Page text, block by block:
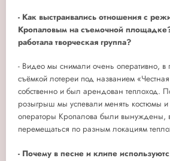
- Как выстраивались отношения с
Кропаловым на съемочной
работала творческая группа?
- Видео мы снимали очень оперативно,
съёмкой лотереи под названием
собственно и был арендован теплоход.
розыгрыш мы успевали менять костюмы и
операторы Кропалова были вынуждены,
перемещаться по разным локациям
- Почему в песне и клипе